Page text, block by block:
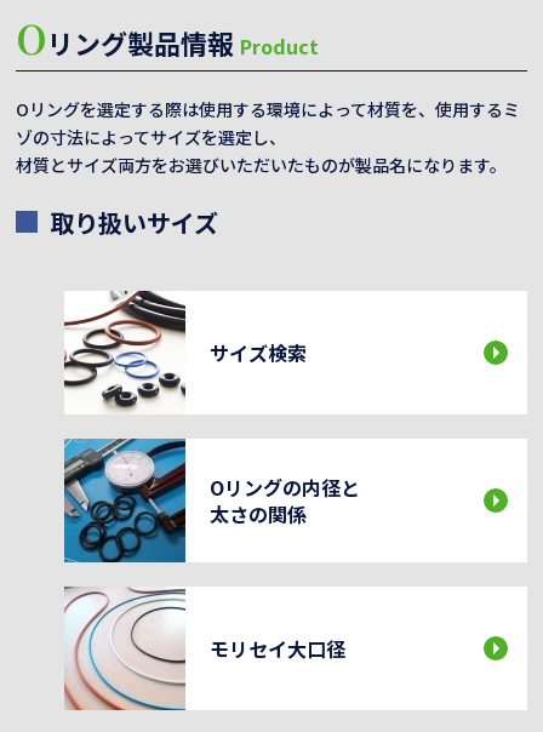
Oリング製品情報 Product
Oリングを選定する際は使用する環境によって材質を、使用するミ
ゾの寸法によってサイズを選定し、
材質とサイズ両方をお選びいただいたものが製品名になります。
取り扱いサイズ
サイズ検索
Oリングの内径と
太さの関係
モリセイ大口径